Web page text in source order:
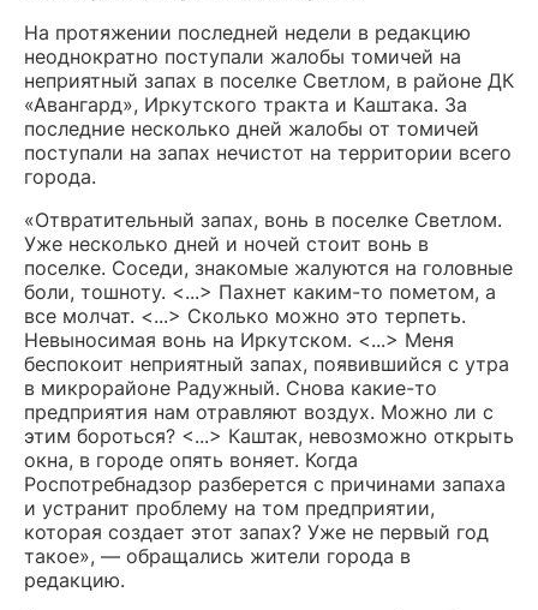
На протяжении последней недели в редакцию
неоднократно поступали жалобы томичей на
неприятный запах в поселке Светлом, в районе ДК
«Авангард», Иркутского тракта и Каштака. За
последние несколько дней жалобы от томичей
поступали на запах нечистот на территории всего
города.
«Отвратительный запах, вонь в поселке Светлом.
Уже несколько дней и ночей стоит вонь в
поселке. Соседи, знакомые жалуются на головные
боли, тошноту. <...> Пахнет каким-то пометом, а
все молчат. <...> Сколько можно это терпеть.
Невыносимая вонь на Иркутском. <...> Меня
беспокоит неприятный запах, появившийся с утра
в микрорайоне Радужный. Снова какие-то
предприятия нам отравляют воздух. Можно ли с
этим бороться? <...> Каштак, невозможно открыть
окна, в городе опять воняет. Когда
Роспотребнадзор разберется с причинами запаха
и устранит проблему на том предприятии,
которая создает этот запах? Уже не первый год
такое», — обращались жители города в
редакцию.